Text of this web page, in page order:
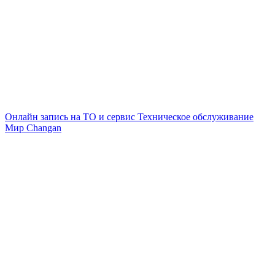
Онлайн запись на ТО и сервис Техническое обслуживание
Мир Changan